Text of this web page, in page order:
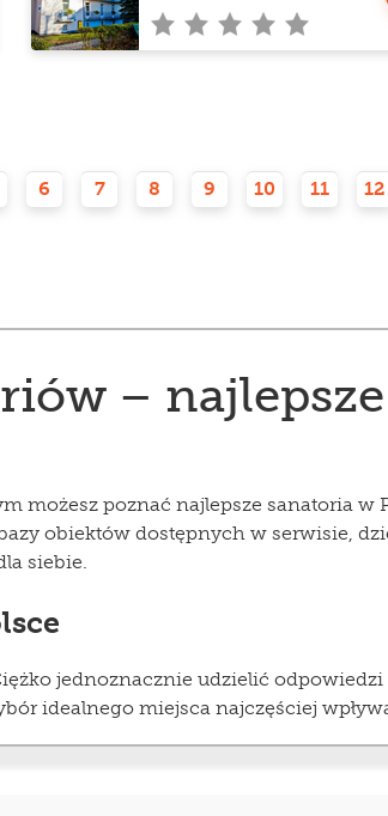
6 7 8 9 10 11 12
–
możesz poznać najlepsze sanatoria w
obiektów dostępnych w serwisie,
siebie.
jednoznacznie udzielić
idealnego miejsca najczęściej